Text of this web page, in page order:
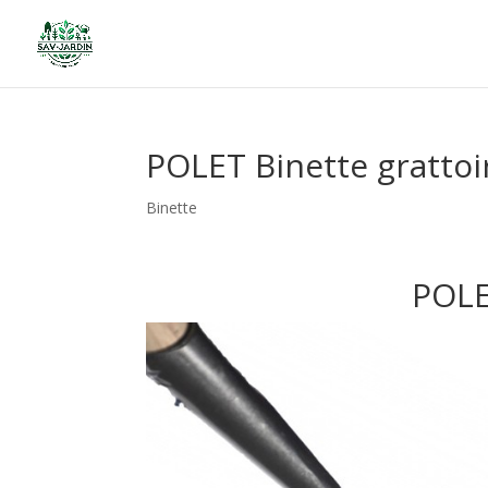
POLET Binette
Binette